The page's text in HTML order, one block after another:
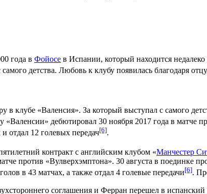
года в Фойосе в Испании, который находится недалеко
самого детства. Любовь к клубу появилась благодаря
в клубе «Валенсия». За который выступал с самого
«Валенсии» дебютировал 30 ноября 2017 года в матче
отдал 12 голевых передач[6].
контракт с английским клубом «Манчестер
против «Вулверхэмптона». 30 августа в поединке
в 43 матчах, а также отдал 4 голевые передачи[6].
соглашения и Ферран перешел в